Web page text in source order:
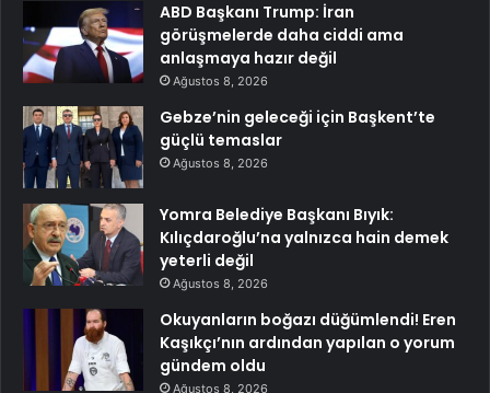
ABD Başkanı Trump: İran
görüşmelerde daha ciddi ama
anlaşmaya hazır değil
Ağustos 8, 2026
Gebze’nin geleceği için Başkent’te
güçlü temaslar
Ağustos 8, 2026
Yomra Belediye Başkanı Bıyık:
Kılıçdaroğlu’na yalnızca hain demek
yeterli değil
Ağustos 8, 2026
Okuyanların boğazı düğümlendi! Eren
Kaşıkçı’nın ardından yapılan o yorum
gündem oldu
Ağustos 8, 2026